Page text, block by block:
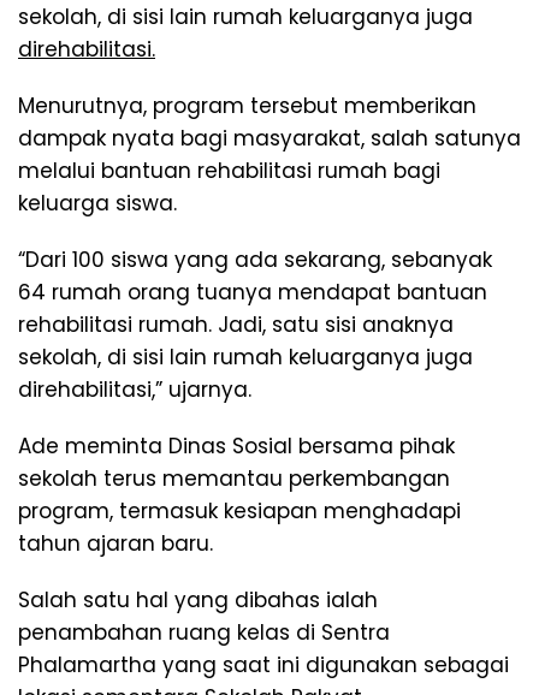
sekolah, di sisi lain rumah keluarganya juga
direhabilitasi.
Menurutnya, program tersebut memberikan
dampak nyata bagi masyarakat, salah satunya
melalui bantuan rehabilitasi rumah bagi
keluarga siswa.
“Dari 100 siswa yang ada sekarang, sebanyak
64 rumah orang tuanya mendapat bantuan
rehabilitasi rumah. Jadi, satu sisi anaknya
sekolah, di sisi lain rumah keluarganya juga
direhabilitasi,” ujarnya.
Ade meminta Dinas Sosial bersama pihak
sekolah terus memantau perkembangan
program, termasuk kesiapan menghadapi
tahun ajaran baru.
Salah satu hal yang dibahas ialah
penambahan ruang kelas di Sentra
Phalamartha yang saat ini digunakan sebagai